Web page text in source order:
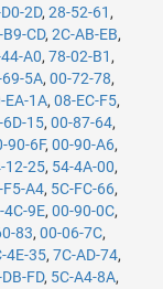
2D, 28-52-61 ,
CD, 2C-AB-EB,
A0, 78-02-B1 ,
5A, 00-72-78,
EA-1A, 08-EC-F5,
6D-15, 00-87-64,
90-6F, 00-90-A6,
12-25, 54-4A-00,
F5-A4, 5C-FC-66,
4C-9E, 00-90-0C,
83, 00-06-7C,
4E-35, 7C-AD-74,
FD, 5C-A4-8A,